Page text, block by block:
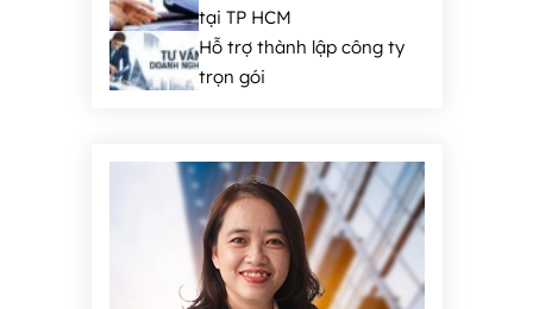
tại TP HCM
Hỗ trợ thành lập công ty
trọn gói